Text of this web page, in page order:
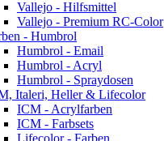
Vallejo - Hilfsmittel
Vallejo - Premium RC-Color
- Humbrol
Humbrol - Email
Humbrol - Acryl
Humbrol - Spraydosen
Italeri, Heller & Lifecolor
ICM - Acrylfarben
ICM - Farbsets
Lifecolor - Farben